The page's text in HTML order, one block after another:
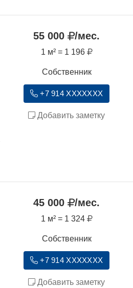
55 000 /мес.
1 м² = 1 196
Собственник
+7 914 XXXXXXX
Добавить заметку
45 000 /мес.
1 м² = 1 324
Собственник
+7 914 XXXXXXX
Добавить заметку